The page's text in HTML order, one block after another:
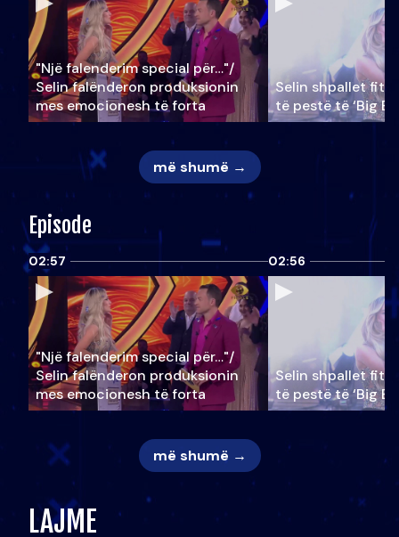
"Një falenderim special për…"/
Selin falënderon produksionin
mes emocionesh të forta
Selin shpallet
të pestë të ‘Big
më shumë →
Episode
02:57
"Një falenderim special për…"/
Selin falënderon produksionin
mes emocionesh të forta
02:56
Selin shpallet
të pestë të ‘Big
më shumë →
LAJME